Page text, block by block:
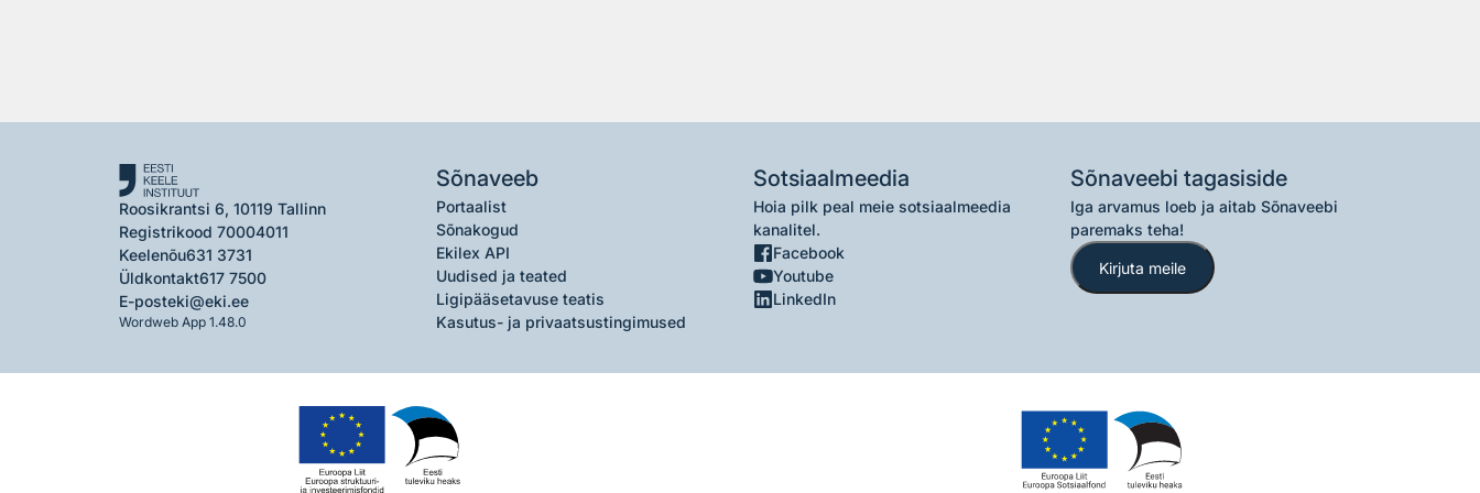
Roosikrantsi 6, 10119 Tallinn
Registrikood 70004011
Keelenõu631 3731
Üldkontakt617 7500
E-posteki@eki.ee
Wordweb App 1.48.0
Sõnaveeb
Portaalist
Sõnakogud
Ekilex API
Uudised ja teated
Ligipääsetavuse teatis
Kasutus- ja privaatsustingimused
Sotsiaalmeedia
Hoia pilk peal meie sotsiaalmeedia
kanalitel.
Facebook
Youtube
LinkedIn
Sõnaveebi tagasiside
Iga arvamus loeb ja aitab Sõnaveebi
paremaks teha!
Kirjuta meile